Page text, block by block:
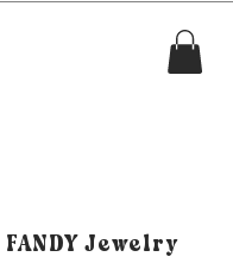
FANDY Jewelry